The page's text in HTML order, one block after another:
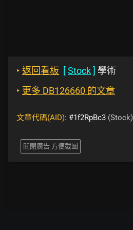
‣ 返回看板 [Stock] 學術
‣ 更多 DB126660 的文章
文章代碼(AID): #1f2RpBc3 (Stock)
關閉廣告 方便截圖